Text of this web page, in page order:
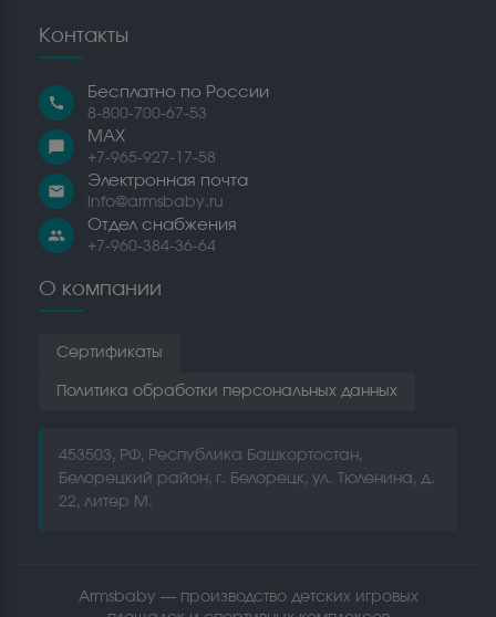
Контакты
call
Бесплатно по России
8-800-700-67-53
chat_bubble
MAX
+7-965-927-17-58
email
Электронная почта
info@armsbaby.ru
people
Отдел снабжения
+7-960-384-36-64
О компании
Сертификаты
Политика обработки персональных данных
453503, РФ, Республика Башкортостан,
Белорецкий район, г. Белорецк, ул. Тюленина, д.
22, литер М.
Armsbaby — производство детских игровых